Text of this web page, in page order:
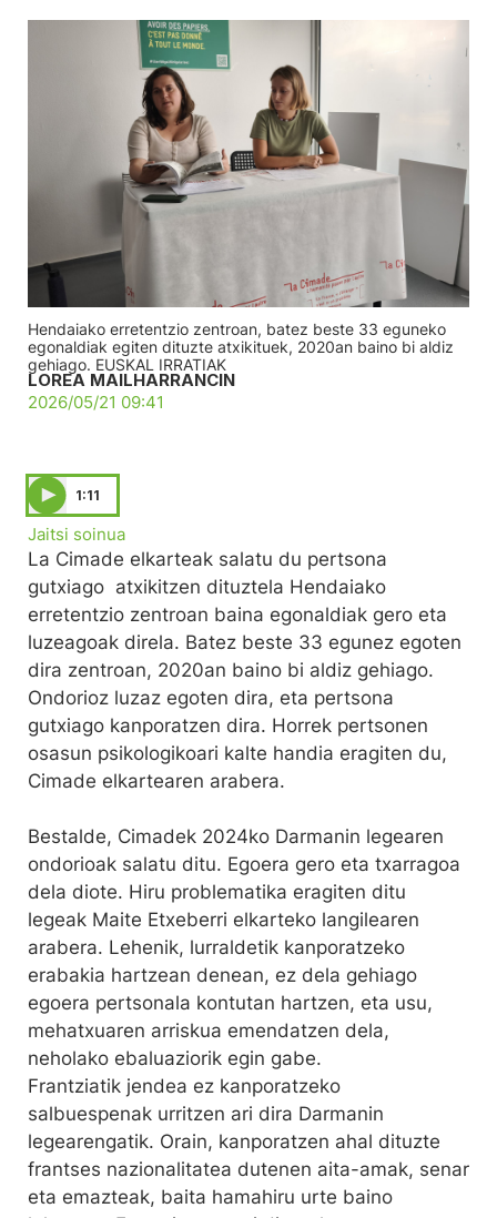
Hendaiako erretentzio zentroan, batez beste 33 eguneko
egonaldiak egiten dituzte atxikituek, 2020an baino bi aldiz
gehiago. EUSKAL IRRATIAK
LOREA MAILHARRANCIN
2026/05/21 09:41
1:11
Jaitsi soinua
La Cimade elkarteak salatu du pertsona
gutxiago atxikitzen dituztela Hendaiako
erretentzio zentroan baina egonaldiak gero eta
luzeagoak direla. Batez beste 33 egunez egoten
dira zentroan, 2020an baino bi aldiz gehiago.
Ondorioz luzaz egoten dira, eta pertsona
gutxiago kanporatzen dira. Horrek pertsonen
osasun psikologikoari kalte handia eragiten du,
Cimade elkartearen arabera.
Bestalde, Cimadek 2024ko Darmanin legearen
ondorioak salatu ditu. Egoera gero eta txarragoa
dela diote. Hiru problematika eragiten ditu
legeak Maite Etxeberri elkarteko langilearen
arabera. Lehenik, lurraldetik kanporatzeko
erabakia hartzean denean, ez dela gehiago
egoera pertsonala kontutan hartzen, eta usu,
mehatxuaren arriskua emendatzen dela,
neholako ebaluaziorik egin gabe.
Frantziatik jendea ez kanporatzeko
salbuespenak urritzen ari dira Darmanin
legearengatik. Orain, kanporatzen ahal dituzte
frantses nazionalitatea dutenen aita-amak, senar
eta emazteak, baita hamahiru urte baino